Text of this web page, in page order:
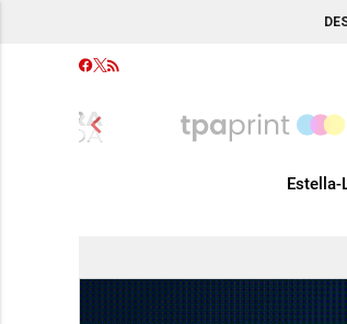
chevron_left
Estella-